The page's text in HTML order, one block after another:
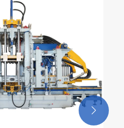
Виж повече >>
